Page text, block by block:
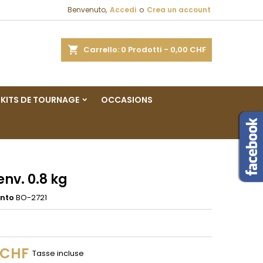
Benvenuto, Accedi o Crea un account
Carrello 0 Prodotti - 0,00 CHF
KITS DE TOURNAGE OCCASIONS
0.8 kg
BO-2721
Tasse incluse